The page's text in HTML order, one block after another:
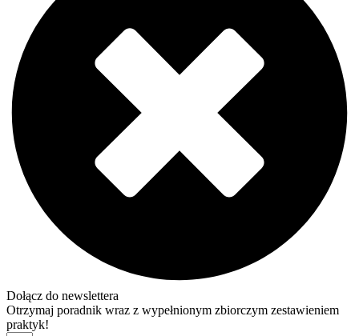
Dołącz do newslettera
Otrzymaj poradnik wraz z wypełnionym zbiorczym zestawieniem
praktyk!